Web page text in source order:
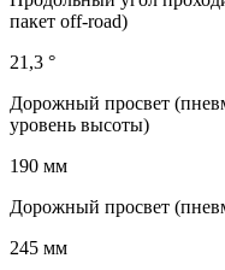
пакет off-road)
21,3 °
Дорожный просвет
уровень высоты)
190 мм
Дорожный просвет
245 мм